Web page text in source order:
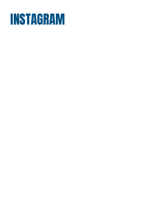
INSTAGRAM